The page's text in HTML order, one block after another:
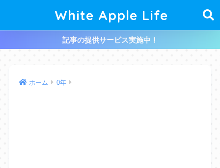
White Apple Life
記事の提供サービス実施中！
ホーム 0年